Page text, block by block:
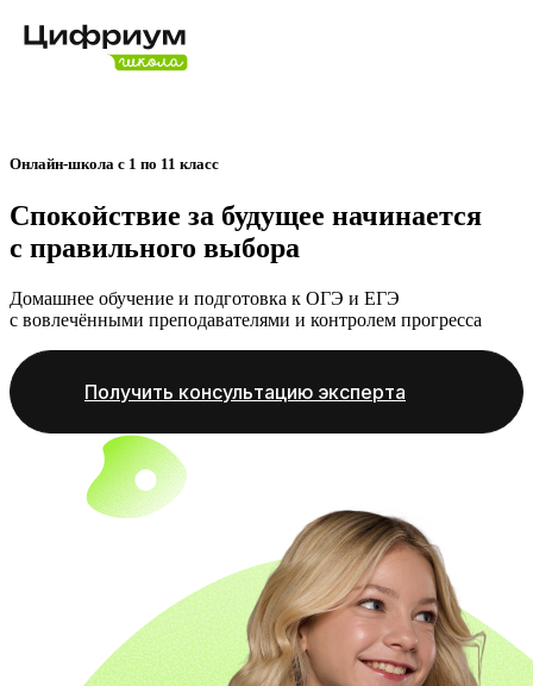
Онлайн-школа с 1 по 11 класс
Спокойствие за будущее начинается
с правильного выбора
Домашнее обучение и подготовка к ОГЭ и ЕГЭ
с вовлечёнными преподавателями и контролем прогресса
Получить консультацию эксперта